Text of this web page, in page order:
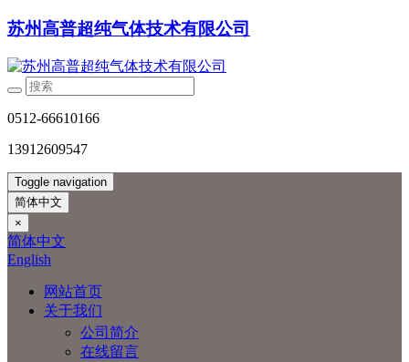
苏州高普超纯气体技术有限公司
0512-66610166
13912609547
Toggle navigation
简体中文
×
简体中文
English
网站首页
关于我们
公司简介
在线留言